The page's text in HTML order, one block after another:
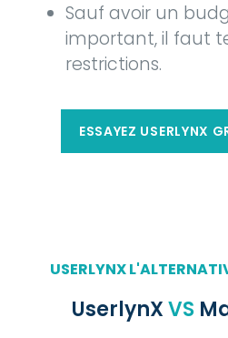
Sauf avoir un
important, il faut
restrictions.
ESSAYEZ USERLYNX
USERLYNX
UserlynXVS